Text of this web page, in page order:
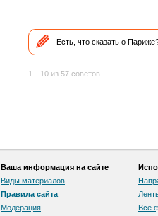
Есть, что сказать о
1—10 из 57 советов
Ваша информация на сайте
Виды материалов
Правила сайта
Модерация
Все